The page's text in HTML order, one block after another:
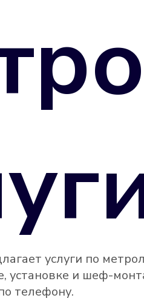
услуги по
установке и шеф-
телефону.